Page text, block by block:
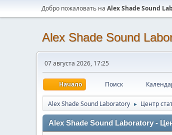
Добро пожаловать на Alex Shade Sound
Alex Shade Sound
07 августа 2026, 17:25
Начало Поиск
Alex Shade Sound Laboratory ► Центр
Alex Shade Sound Laboratory -